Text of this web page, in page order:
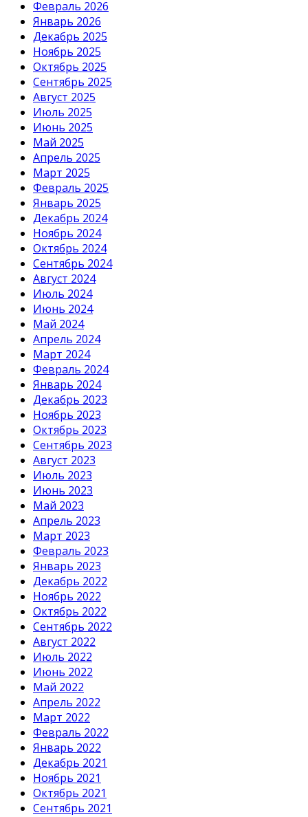
Февраль 2026
Январь 2026
Декабрь 2025
Ноябрь 2025
Октябрь 2025
Сентябрь 2025
Август 2025
Июль 2025
Июнь 2025
Май 2025
Апрель 2025
Март 2025
Февраль 2025
Январь 2025
Декабрь 2024
Ноябрь 2024
Октябрь 2024
Сентябрь 2024
Август 2024
Июль 2024
Июнь 2024
Май 2024
Апрель 2024
Март 2024
Февраль 2024
Январь 2024
Декабрь 2023
Ноябрь 2023
Октябрь 2023
Сентябрь 2023
Август 2023
Июль 2023
Июнь 2023
Май 2023
Апрель 2023
Март 2023
Февраль 2023
Январь 2023
Декабрь 2022
Ноябрь 2022
Октябрь 2022
Сентябрь 2022
Август 2022
Июль 2022
Июнь 2022
Май 2022
Апрель 2022
Март 2022
Февраль 2022
Январь 2022
Декабрь 2021
Ноябрь 2021
Октябрь 2021
Сентябрь 2021